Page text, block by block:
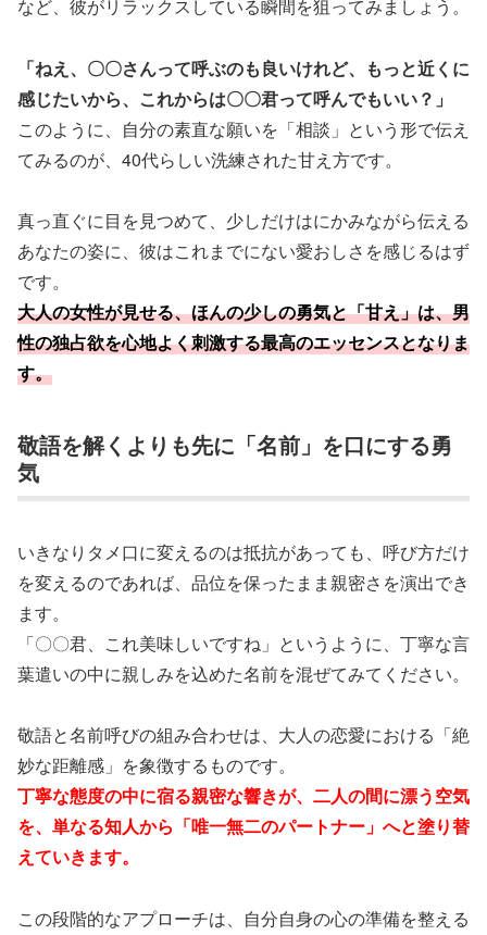
など、彼がリラックスしている瞬間を狙ってみましょう。
「ねえ、〇〇さんって呼ぶのも良いけれど、もっと近くに
感じたいから、これからは〇〇君って呼んでもいい？」
このように、自分の素直な願いを「相談」という形で伝え
てみるのが、40代らしい洗練された甘え方です。
真っ直ぐに目を見つめて、少しだけはにかみながら伝える
あなたの姿に、彼はこれまでにない愛おしさを感じるはず
です。
大人の女性が見せる、ほんの少しの勇気と「甘え」は、男
性の独占欲を心地よく刺激する最高のエッセンスとなりま
す。
敬語を解くよりも先に「名前」を口にする勇
気
いきなりタメ口に変えるのは抵抗があっても、呼び方だけ
を変えるのであれば、品位を保ったまま親密さを演出でき
ます。
「〇〇君、これ美味しいですね」というように、丁寧な言
葉遣いの中に親しみを込めた名前を混ぜてみてください。
敬語と名前呼びの組み合わせは、大人の恋愛における「絶
妙な距離感」を象徴するものです。
丁寧な態度の中に宿る親密な響きが、二人の間に漂う空気
を、単なる知人から「唯一無二のパートナー」へと塗り替
えていきます。
この段階的なアプローチは、自分自身の心の準備を整える